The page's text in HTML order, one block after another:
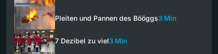
Pleiten und Pannen des Bööggs3 Min
7 Dezibel zu viel3 Min